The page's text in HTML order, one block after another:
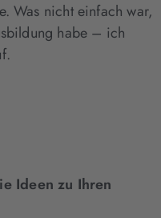
Was nicht einfach war,
habe – ich
Ideen zu Ihren